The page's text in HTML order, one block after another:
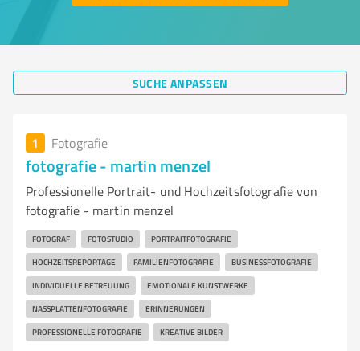
SUCHE ANPASSEN
1 Fotografie
fotografie - martin menzel
Professionelle Portrait- und Hochzeitsfotografie von
fotografie - martin menzel
FOTOGRAF FOTOSTUDIO PORTRAITFOTOGRAFIE
HOCHZEITSREPORTAGE FAMILIENFOTOGRAFIE BUSINESSFOTOGRAFIE
INDIVIDUELLE BETREUUNG EMOTIONALE KUNSTWERKE
NASSPLATTENFOTOGRAFIE ERINNERUNGEN
PROFESSIONELLE FOTOGRAFIE KREATIVE BILDER